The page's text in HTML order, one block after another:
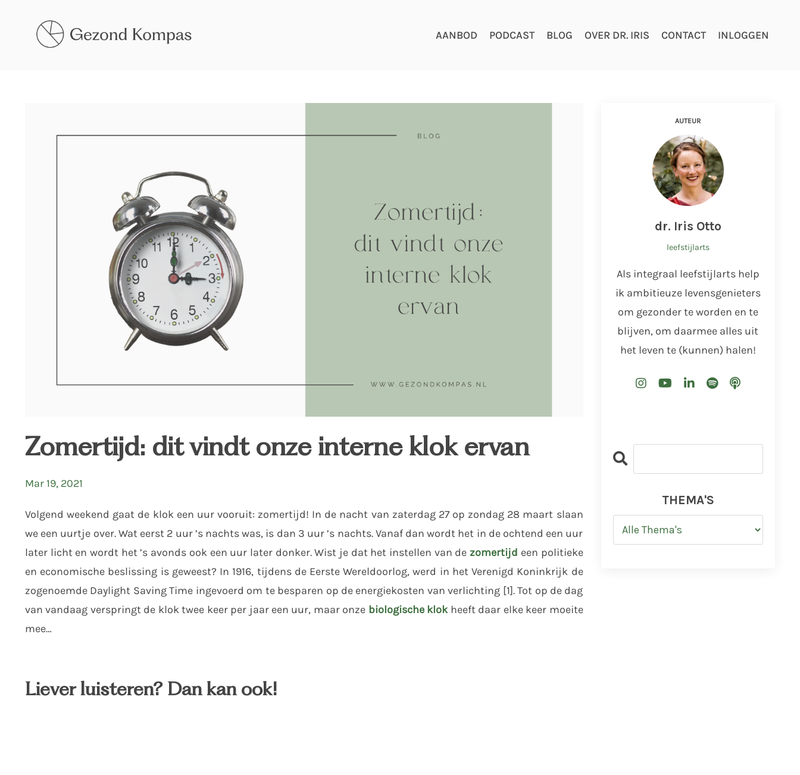
AANBOD PODCAST BLOG OVER DR. IRIS CONTACT INLOGGEN
Zomertijd: dit vindt onze interne klok ervan
Mar 19, 2021
Volgend weekend gaat de klok een uur vooruit: zomertijd! In de nacht van zaterdag 27 op zondag 28 maart slaan
we een uurtje over. Wat eerst 2 uur ’s nachts was, is dan 3 uur ’s nachts. Vanaf dan wordt het in de ochtend een uur
later licht en wordt het ’s avonds ook een uur later donker. Wist je dat het instellen van de zomertijd een politieke
en economische beslissing is geweest? In 1916, tijdens de Eerste Wereldoorlog, werd in het Verenigd Koninkrijk de
zogenoemde Daylight Saving Time ingevoerd om te besparen op de energiekosten van verlichting [1]. Tot op de dag
van vandaag verspringt de klok twee keer per jaar een uur, maar onze biologische klokheeft daar elke keer moeite
mee…
Liever luisteren? Dan kan ook!
AUTEUR
dr. Iris Otto
leefstijlarts
Als integraal leefstijlarts help
ik ambitieuze levensgenieters
om gezonder te worden en te
blijven, om daarmee alles uit
het leven te (kunnen) halen!
THEMA'S